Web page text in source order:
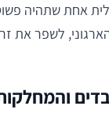
אחת שתהיה
לשפר את